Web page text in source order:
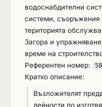
водоснабдителни
системи,
територията
Загора и
време на
Референтен номер:
Кратко описание:
Възложителят
дейности по